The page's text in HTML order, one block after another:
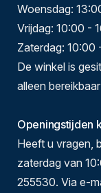
Woensdag:
Vrijdag: 10:00 -
Zaterdag: 10:00
De winkel is
alleen
Openingstijden
Heeft u vragen,
zaterdag van
255530. Via e-